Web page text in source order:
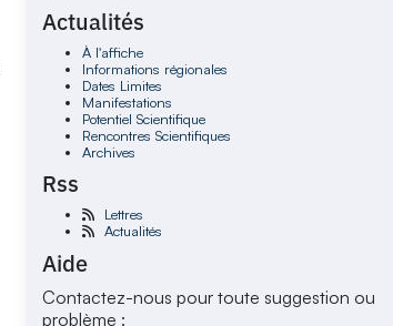
Actualités
À l'affiche
Informations régionales
Dates Limites
Manifestations
Potentiel Scientifique
Rencontres Scientifiques
Archives
Rss
Lettres
Actualités
Aide
Contactez-nous pour toute suggestion ou
problème :